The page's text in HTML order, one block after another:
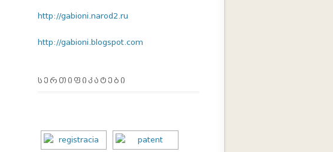
http://gabioni.narod2.ru
http://gabioni.blogspot.com
ᲡᲔᲠᲗᲘᲤᲘᲙᲐᲢᲔᲑᲘ